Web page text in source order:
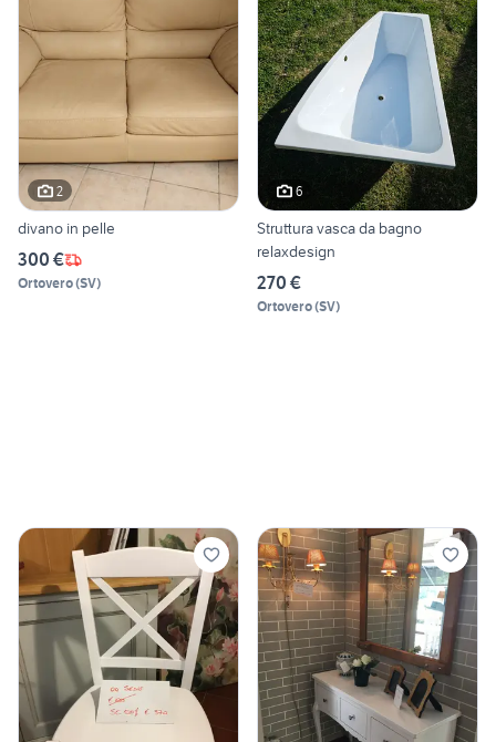
2
divano in pelle
300 €
Ortovero(SV)
6
Struttura vasca da bagno
relaxdesign
270 €
Ortovero(SV)